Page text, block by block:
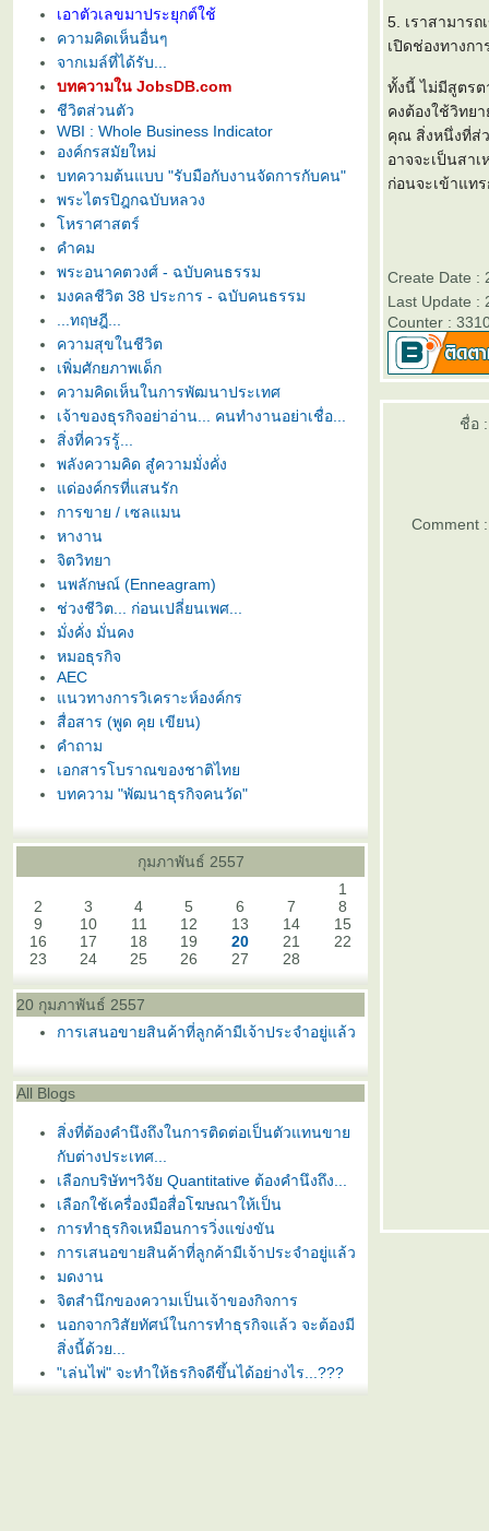
เอาตัวเลขมาประยุกต์ใช้
ความคิดเห็นอื่นๆ
จากเมล์ที่ได้รับ...
บทความใน JobsDB.com
ชีวิตส่วนตัว
WBI : Whole Business Indicator
องค์กรสมัยใหม่
บทความต้นแบบ "รับมือกับงานจัดการกับคน"
พระไตรปิฎกฉบับหลวง
หราศาสตร์
คำคม
พระอนาคตวงศ์ - ฉบับคนธรรม
มงคลชีวิต 38 ประการ - ฉบับคนธรรม
...ทฤษฎี...
ความสุขในชีวิต
เพิ่มศักยภาพเด็ก
ความคิดเห็นในการพัฒนาประเทศ
เจ้าของธุรกิจอย่าอ่าน... คนทำงานอย่าเชื่อ...
สิ่งที่ควรรู้...
พลังความคิด สู๋ความมั่งคั่ง
ด่องค์กรที่แสนรัก
การขาย / เซลแมน
หางาน
จิตวิทยา
นพลักษณ์ (Enneagram)
ช่วงชีวิต... ก่อนเปลี่ยนเพศ...
มั่งคั่ง มั่นคง
หมอธุรกิจ
AEC
นวทางการวิเคราะห์องค์กร
สื่อสาร (พูด คุย เขียน)
คำถาม
เอกสารโบราณของชาติไท
บทความ "พัฒนาธุรกิจคนวัด"
กุมภาพันธ์ 2557
1
2
3 4 5 6 7
8
9
10 11 12 13 14
15
16
17 18 19 20 21
22
23
24 25 26 27 28
20 กุมภาพันธ์ 2557
การเสนอขายสินค้าที่ลูกค้ามีเจ้าประจำอยู่แล้ว
All Blogs
สิ่งที่ต้องคำนึงถึงในการติดต่อเป็นตัวแทนขา
กับต่างประเทศ...
เลือกบริษัทฯวิจัย Quantitative ต้องคำนึงถึง...
เลือกใช้เครื่องมือสื่อโฆษณาให้เป็น
การทำธุรกิจเหมือนการวิ่งแข่งขัน
การเสนอขายสินค้าที่ลูกค้ามีเจ้าประจำอยู่แล้ว
มดงาน
จิตสำนึกของความเป็นเจ้าของกิจการ
นอกจากวิสัยทัศน์ในการทำธุรกิจแล้ว จะต้องมี
สิ่งนี้ด้วย...
"เล่นไพ่" จะทำให้ธุรกิจดีขึ้นได้อย่างไร...???
5. เราสามาร
เปิดช่องทางก
ทั้งนี้ ไม่มีสูตรต
คงต้องใช้วิทย
คุณ สิ่งหนึ่งที่ส่
อาจจะเป็นสา
ก่อนจะเข้าแท
Create Date :
Last Update :
Counter :
ชื่อ :
Comment :